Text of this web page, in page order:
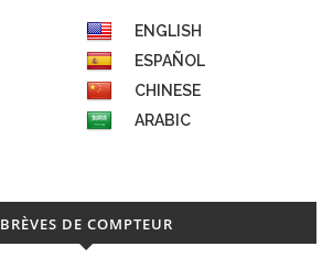
ENGLISH
ESPAÑOL
CHINESE
ARABIC
BRÈVES DE COMPTEUR